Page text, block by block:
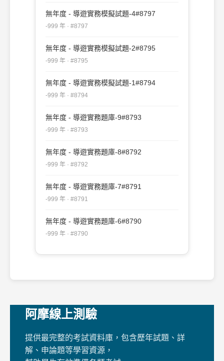
無年度 - 導遊實務模擬試題-4#8797
-999 年 · #8797
無年度 - 導遊實務模擬試題-2#8795
-999 年 · #8795
無年度 - 導遊實務模擬試題-1#8794
-999 年 · #8794
無年度 - 導遊實務題庫-9#8793
-999 年 · #8793
無年度 - 導遊實務題庫-8#8792
-999 年 · #8792
無年度 - 導遊實務題庫-7#8791
-999 年 · #8791
無年度 - 導遊實務題庫-6#8790
-999 年 · #8790
阿摩線上測驗
提供最完整的考試資料庫，包含歷年試題、詳
解、申論題等學習資源，